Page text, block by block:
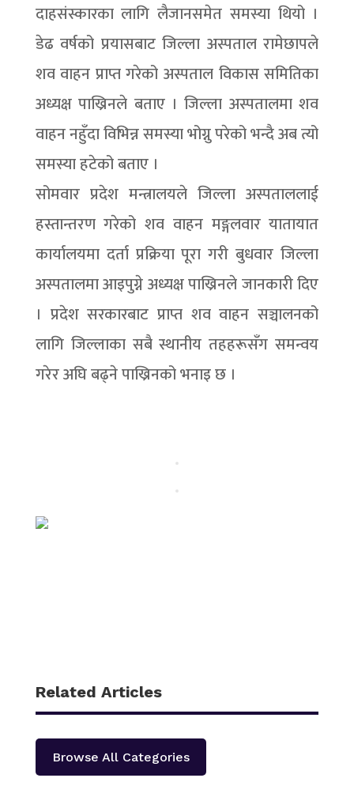
दाहसंस्कारका लागि लैजानसमेत समस्या थियो ।
डेढ वर्षको प्रयासबाट जिल्ला अस्पताल रामेछापले
शव वाहन प्राप्त गरेको अस्पताल विकास समितिका
अध्यक्ष पाख्रिनले बताए । जिल्ला अस्पतालमा शव
वाहन नहुँदा विभिन्न समस्या भोग्नु परेको भन्दै अब त्यो
समस्या हटेको बताए ।
सोमवार प्रदेश मन्त्रालयले जिल्ला अस्पताललाई
हस्तान्तरण गरेको शव वाहन मङ्गलवार यातायात
कार्यालयमा दर्ता प्रक्रिया पूरा गरी बुधवार जिल्ला
अस्पतालमा आइपुग्ने अध्यक्ष पाख्रिनले जानकारी दिए
। प्रदेश सरकारबाट प्राप्त शव वाहन सञ्चालनको
लागि जिल्लाका सबै स्थानीय तहहरूसँग समन्वय
गरेर अघि बढ्ने पाख्रिनको भनाइ छ ।
Related Articles
Browse All Categories